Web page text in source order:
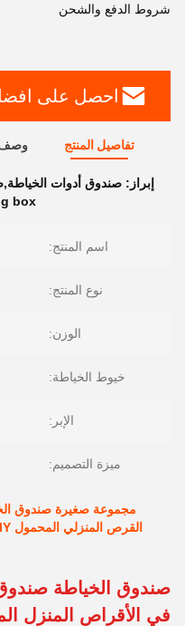
شروط الدفع والشحن
احصل على
تفاصيل المنتج وصف
إبراز: صندوق أدوات
box
اسم المنتج:
نوع المنتج:
الوزن:
خيوط الخياطة:
الإبر:
ميزة التصميم:
مجموعة صغيرة صندوق
صندوق الخياطة